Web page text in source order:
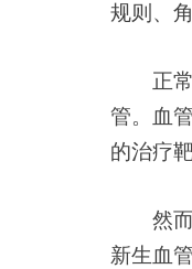
规则、
正
管。血
的治疗靶
然
新生血